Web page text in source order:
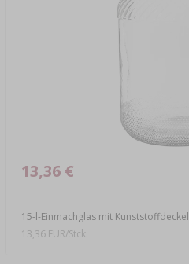
15-l-Einmachglas mit Kunststoffdeckel
13,36 €
13,36 EUR/Stck.